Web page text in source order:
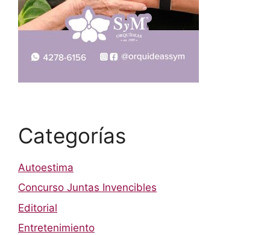
Categorías
Autoestima
Concurso Juntas Invencibles
Editorial
Entretenimiento